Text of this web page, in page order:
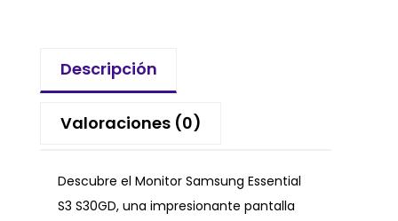
Descripción
Valoraciones (0)
Descubre el Monitor Samsung Essential
S3 S30GD, una impresionante pantalla